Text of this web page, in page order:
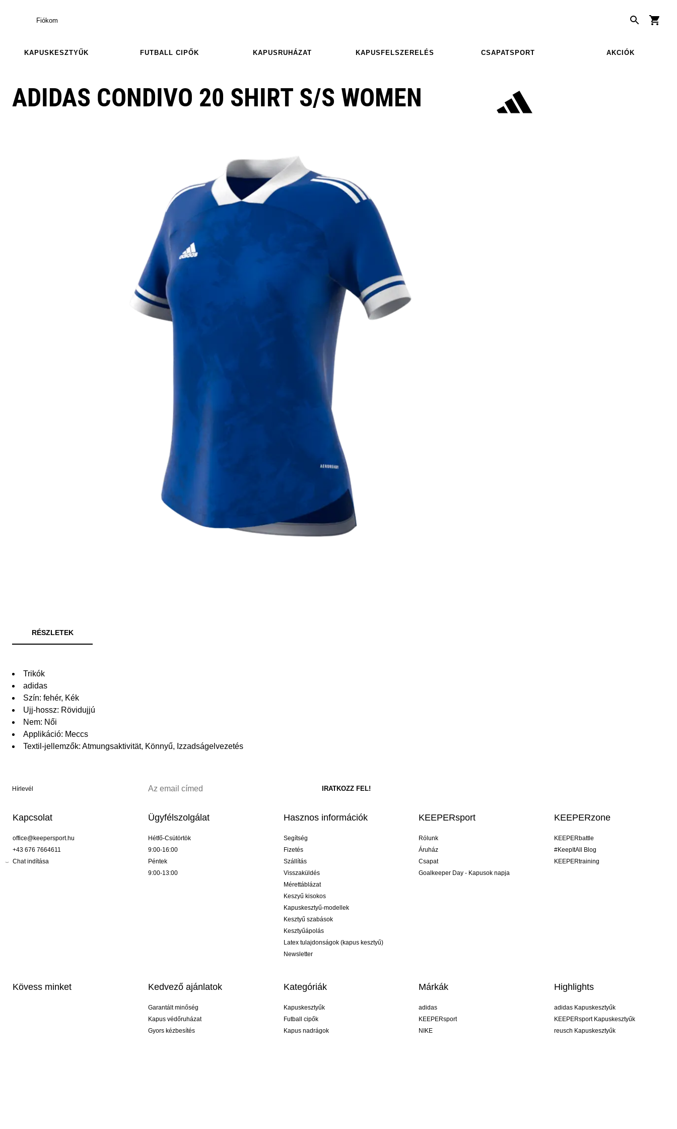
Fiókom
KAPUSKESZTYŰK FUTBALL CIPŐK KAPUSRUHÁZAT KAPUSFELSZERELÉS CSAPATSPORT AKCIÓK
ADIDAS CONDIVO 20 SHIRT S/S WOMEN
RÉSZLETEK
Trikók
adidas
Szín: fehér, Kék
Ujj-hossz: Rövidujjú
Nem: Női
Applikáció: Meccs
Textil-jellemzők: Atmungsaktivität, Könnyű, Izzadságelvezetés
Hírlevél
Kapcsolat
office@keepersport.hu
+43 676 7664611
Chat indítása
Ügyfélszolgálat
Hétfő-Csütörtök
9:00-16:00
Péntek
9:00-13:00
Hasznos információk
Segítség
Fizetés
Szállítás
Visszaküldés
Mérettáblázat
Keszyű kisokos
Kapuskesztyű-modellek
Kesztyű szabások
Kesztyűápolás
Latex tulajdonságok (kapus kesztyű)
Newsletter
KEEPERsport
Rólunk
Áruház
Csapat
Goalkeeper Day - Kapusok napja
KEEPERzone
KEEPERbattle
#KeepItAll Blog
KEEPERtraining
Kövess minket Kedvező ajánlatok
Garantált minőség
Kapus védőruházat
Gyors kézbesítés
Kategóriák
Kapuskesztyűk
Futball cipők
Kapus nadrágok
Márkák
adidas
KEEPERsport
NIKE
Highlights
adidas Kapuskesztyűk
KEEPERsport Kapuskesztyűk
reusch Kapuskesztyűk